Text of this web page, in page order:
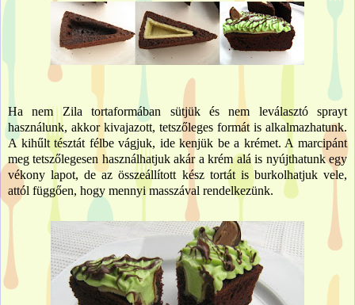
Ha nem Zila tortaformában sütjük és nem leválasztó sprayt
használunk, akkor kivajazott, tetszőleges formát is alkalmazhatunk.
A kihűlt tésztát félbe vágjuk, ide kenjük be a krémet. A marcipánt
meg tetszőlegesen használhatjuk akár a krém alá is nyújthatunk egy
vékony lapot, de az összeállított kész tortát is burkolhatjuk vele,
attól függően, hogy mennyi masszával rendelkezünk.